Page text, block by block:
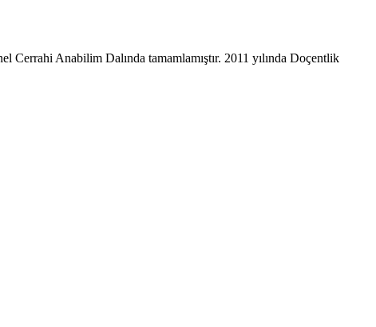
Cerrahi Anabilim Dalında tamamlamıştır. 2011 yılında Doçentlik